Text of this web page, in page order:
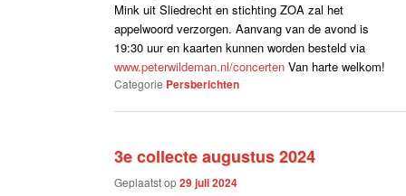
Mink uit Sliedrecht en stichting ZOA zal het
appelwoord verzorgen. Aanvang van de avond is
19:30 uur en kaarten kunnen worden besteld via
www.peterwildeman.nl/concerten Van harte welkom!
Categorie Persberichten
3e collecte augustus 2024
Geplaatst op29 juli 2024